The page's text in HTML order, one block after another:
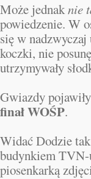
Może jednaknie
powiedzenie. W
się w
koczki, nie
utrzymywały
Gwiazdy
finał WOŚP.
Widać Dodzie
budynkiem TVN-
piosenkarką